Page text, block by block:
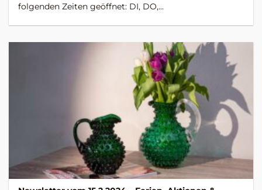
folgenden Zeiten geöffnet: DI, DO,...